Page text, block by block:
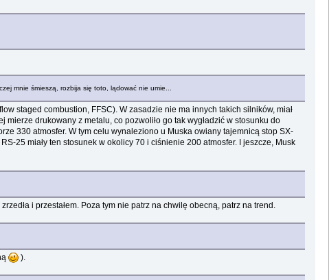
mnie śmieszą, rozbija się toto, lądować nie umie...
staged combustion, FFSC). W zasadzie nie ma innych takich silników, miał
drukowany z metalu, co pozwoliło go tak wygładzić w stosunku do
330 atmosfer. W tym celu wynaleziono u Muska owiany tajemnicą stop SX-
25 miały ten stosunek w okolicy 70 i ciśnienie 200 atmosfer. I jeszcze, Musk
i przestałem. Poza tym nie patrz na chwilę obecną, patrz na trend.
).